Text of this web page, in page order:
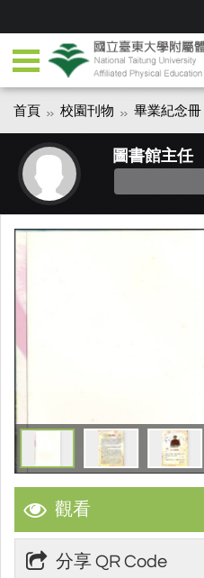
首頁 校園刊物 畢業紀念冊
圖書館主任
觀看
分享 QR Code